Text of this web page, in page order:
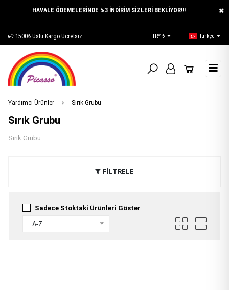
HAVALE ÖDEMELERİNDE %3 İNDİRİM SİZLERİ BEKLİYOR!!!
1500₺ Üstü Kargo Ücretsiz. TRY ₺ Türkçe
Yardımcı Ürünler Sırık Grubu
Sırık Grubu
Sırık Grubu
FİLTRELE
Sadece Stoktaki Ürünleri Göster
A-Z